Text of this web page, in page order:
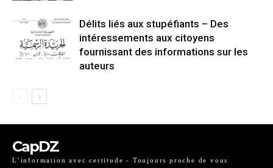
Délits liés aux stupéfiants – Des
intéressements aux citoyens
fournissant des informations sur les
auteurs
CapDZ
L’information avec certitude - Toujours proche de vous